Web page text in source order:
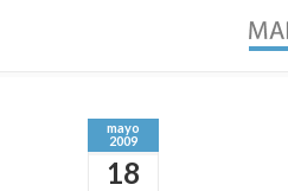
mayo
2009
18